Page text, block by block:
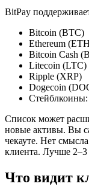
BitPay
Bitcoin (BTC)
Ethereum
Bitcoin Cash
Litecoin (LTC)
Ripple (XRP)
Dogecoin
Список может
новые активы. Вы
чекауте. Нет
клиента. Лучше
Что видит